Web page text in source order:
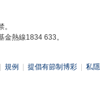
金熱線1834 633。
規例 提倡有節制博彩 私